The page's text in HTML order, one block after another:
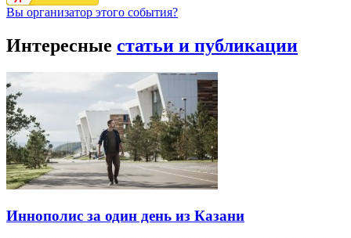
Вы организатор этого события?
Интересные статьи и публикации
Иннополис за один день из Казани